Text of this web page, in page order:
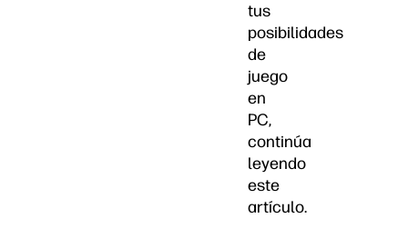
tus
posibilidades
de
juego
en
PC,
continúa
leyendo
este
artículo.